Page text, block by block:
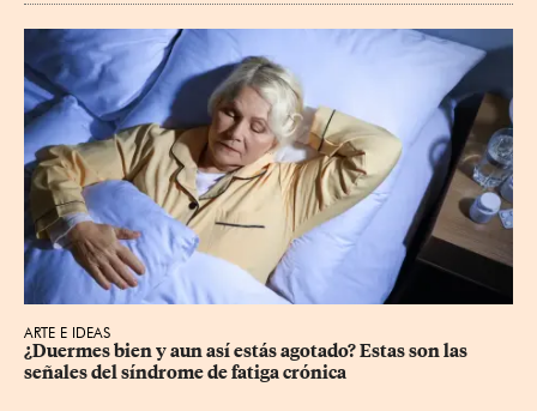
ARTE E IDEAS
¿Duermes bien y aun así estás agotado? Estas son las
señales del síndrome de fatiga crónica